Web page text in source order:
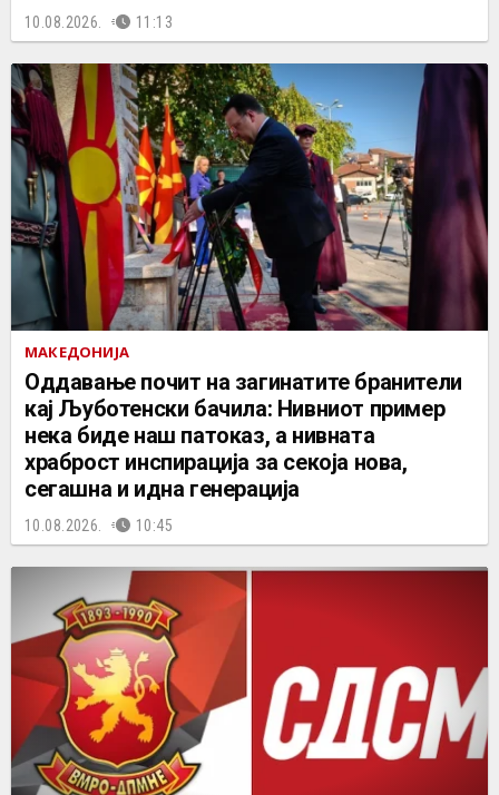
10.08.2026. 11:13
МАКЕДОНИЈА
Оддавање почит на загинатите бранители
кај Љуботенски бачила: Нивниот пример
нека биде наш патоказ, а нивната
храброст инспирација за секоја нова,
сегашна и идна генерација
10.08.2026. 10:45